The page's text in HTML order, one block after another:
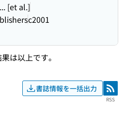
[et al.]
c2001
は以上です。
書誌情報を一括出力 RSS
RSS